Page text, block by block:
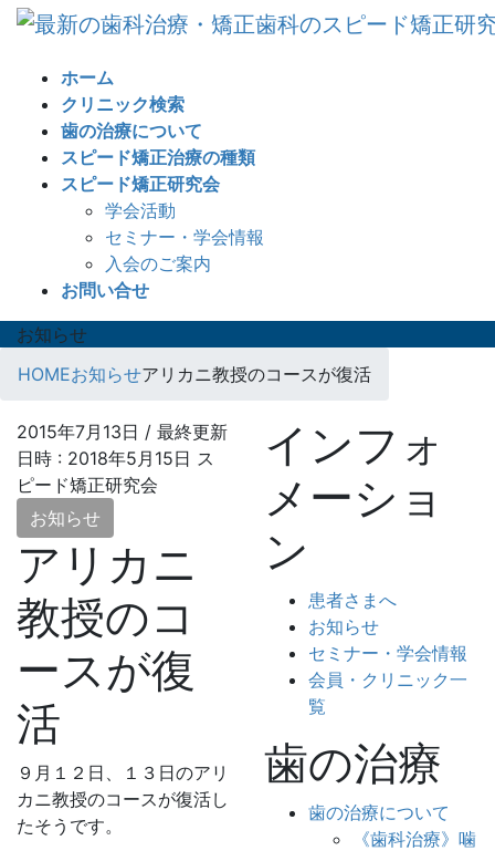
ホーム
クリニック検索
歯の治療について
スピード矯正治療の種類
スピード矯正研究会
学会活動
セミナー・学会情報
入会のご案内
お問い合せ
お知らせ
HOMEお知らせアリカニ教授のコースが復活
2015年7月13日 / 最終更新
日時 : 2018年5月15日 ス
ピード矯正研究会
お知らせ
アリカニ
教授のコ
ースが復
活
９月１２日、１３日のアリ
カニ教授のコースが復活し
たそうです。
インフォ
メーショ
ン
患者さまへ
お知らせ
セミナー・学会情報
会員・クリニック一
覧
歯の治療
歯の治療について
《歯科治療》噛